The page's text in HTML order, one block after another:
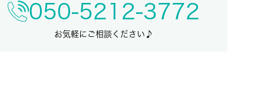
050-5212-3772
お気軽にご相談ください♪